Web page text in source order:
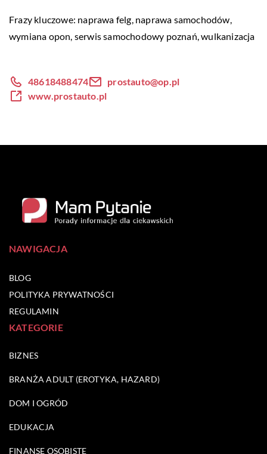
Frazy kluczowe: naprawa felg, naprawa samochodów,
wymiana opon, serwis samochodowy poznań, wulkanizacja
48618488474
prostauto@op.pl
www.prostauto.pl
NAWIGACJA
BLOG
POLITYKA PRYWATNOŚCI
REGULAMIN
KATEGORIE
BIZNES
BRANŻA ADULT (EROTYKA, HAZARD)
DOM I OGRÓD
EDUKACJA
FINANSE OSOBISTE